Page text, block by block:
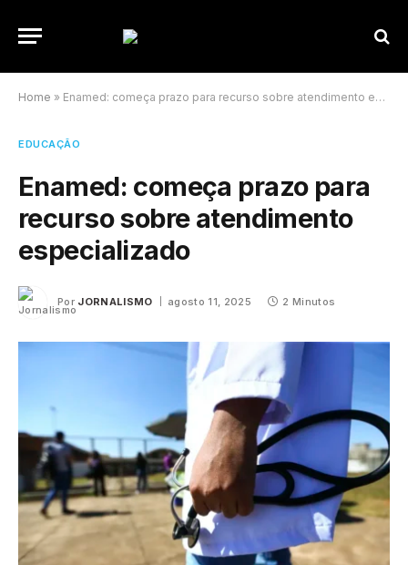
Home » Enamed: começa prazo para recurso sobre atendimento especializado
EDUCAÇÃO
Enamed: começa prazo para
recurso sobre atendimento
especializado
Por JORNALISMO agosto 11, 2025 2 Minutos